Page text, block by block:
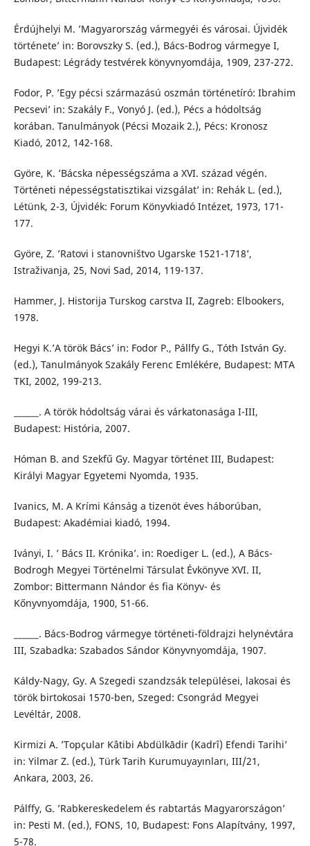
Érdújhelyi M. ’Magyarország vármegyéi és városai. Újvidék
története’ in: Borovszky S. (ed.), Bács-Bodrog vármegye I,
Budapest: Légrády testvérek könyvnyomdája, 1909, 237-272.
Fodor, P. ’Egy pécsi származású oszmán történetíró: Ibrahim
Pecsevi’ in: Szakály F., Vonyó J. (ed.), Pécs a hódoltság
korában. Tanulmányok (Pécsi Mozaik 2.), Pécs: Kronosz
Kiadó, 2012, 142-168.
Györe, K. ’Bácska népességszáma a XVI. század végén.
Történeti népességstatisztikai vizsgálat’ in: Rehák L. (ed.),
Létünk, 2-3, Újvidék: Forum Könyvkiadó Intézet, 1973, 171-
177.
Györe, Z. ’Ratovi i stanovništvo Ugarske 1521-1718’,
Istraživanja, 25, Novi Sad, 2014, 119-137.
Hammer, J. Historija Turskog carstva II, Zagreb: Elbookers,
1978.
Hegyi K.’A török Bács’ in: Fodor P., Pállfy G., Tóth István Gy.
(ed.), Tanulmányok Szakály Ferenc Emlékére, Budapest: MTA
TKI, 2002, 199-213.
______. A török hódoltság várai és várkatonasága I-III,
Budapest: História, 2007.
Hóman B. and Szekfű Gy. Magyar történet III, Budapest:
Királyi Magyar Egyetemi Nyomda, 1935.
Ivanics, M. A Krími Kánság a tizenöt éves háborúban,
Budapest: Akadémiai kiadó, 1994.
Iványi, I. ’ Bács II. Krónika’. in: Roediger L. (ed.), A Bács-
Bodrogh Megyei Történelmi Társulat Évkönyve XVI. II,
Zombor: Bittermann Nándor és fia Könyv- és
Kőnyvnyomdája, 1900, 51-66.
______. Bács-Bodrog vármegye történeti-földrajzi helynévtára
III, Szabadka: Szabados Sándor Könyvnyomdája, 1907.
Káldy-Nagy, Gy. A Szegedi szandzsák települései, lakosai és
török birtokosai 1570-ben, Szeged: Csongrád Megyei
Levéltár, 2008.
Kirmizi A. ’Topçular Kâtibi Abdülkādir (Kadrî) Efendi Tarihi’
in: Yilmar Z. (ed.), Türk Tarih Kurumuyayınları, III/21,
Ankara, 2003, 26.
Pálffy, G. ’Rabkereskedelem és rabtartás Magyarországon’
in: Pesti M. (ed.), FONS, 10, Budapest: Fons Alapítvány, 1997,
5-78.